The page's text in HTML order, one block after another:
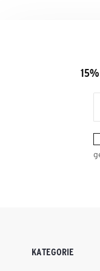
15%
KATEGORIE